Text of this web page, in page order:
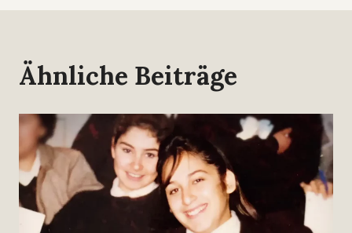
Ähnliche Beiträge